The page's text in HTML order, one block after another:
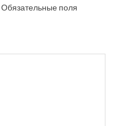
Обязательные поля